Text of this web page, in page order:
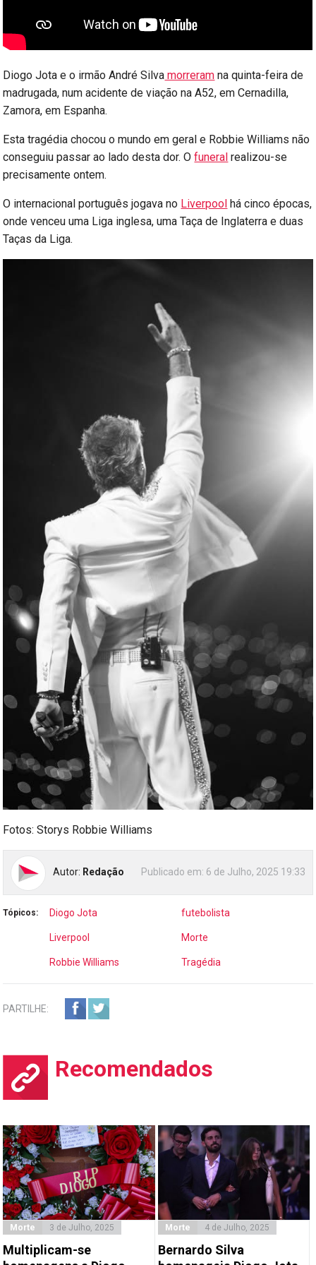
Diogo Jota e o irmão André Silva morreram na quinta-feira de
madrugada, num acidente de viação na A52, em Cernadilla,
Zamora, em Espanha.
Esta tragédia chocou o mundo em geral e Robbie Williams não
conseguiu passar ao lado desta dor. Ofuneral realizou-se
precisamente ontem.
O internacional português jogava no Liverpool há cinco épocas,
onde venceu uma Liga inglesa, uma Taça de Inglaterra e duas
Taças da Liga.
Fotos: Storys Robbie Williams
Autor: Redação Publicado em: 6 de Julho, 2025 19:33
Tópicos: Diogo Jota futebolista
Liverpool Morte
Robbie Williams Tragédia
PARTILHE:
Recomendados
Morte 3 de Julho, 2025
Multiplicam-se
Morte 4 de Julho, 2025
Bernardo Silva